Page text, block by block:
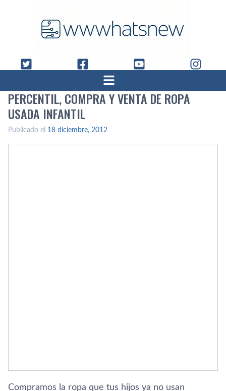
PERCENTIL, COMPRA Y VENTA DE ROPA
USADA INFANTIL
Publicado el 18 diciembre, 2012
Compramos la ropa que tus hijos ya no usan